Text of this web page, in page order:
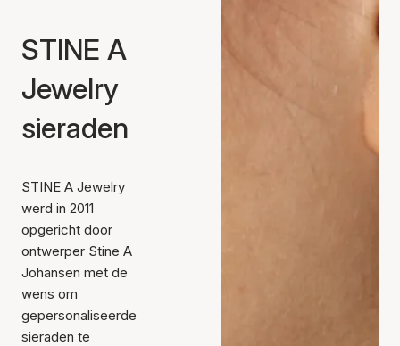
STINE A
Jewelry
sieraden
STINE A Jewelry
werd in 2011
opgericht door
ontwerper Stine A
Johansen met de
wens om
gepersonaliseerde
sieraden te